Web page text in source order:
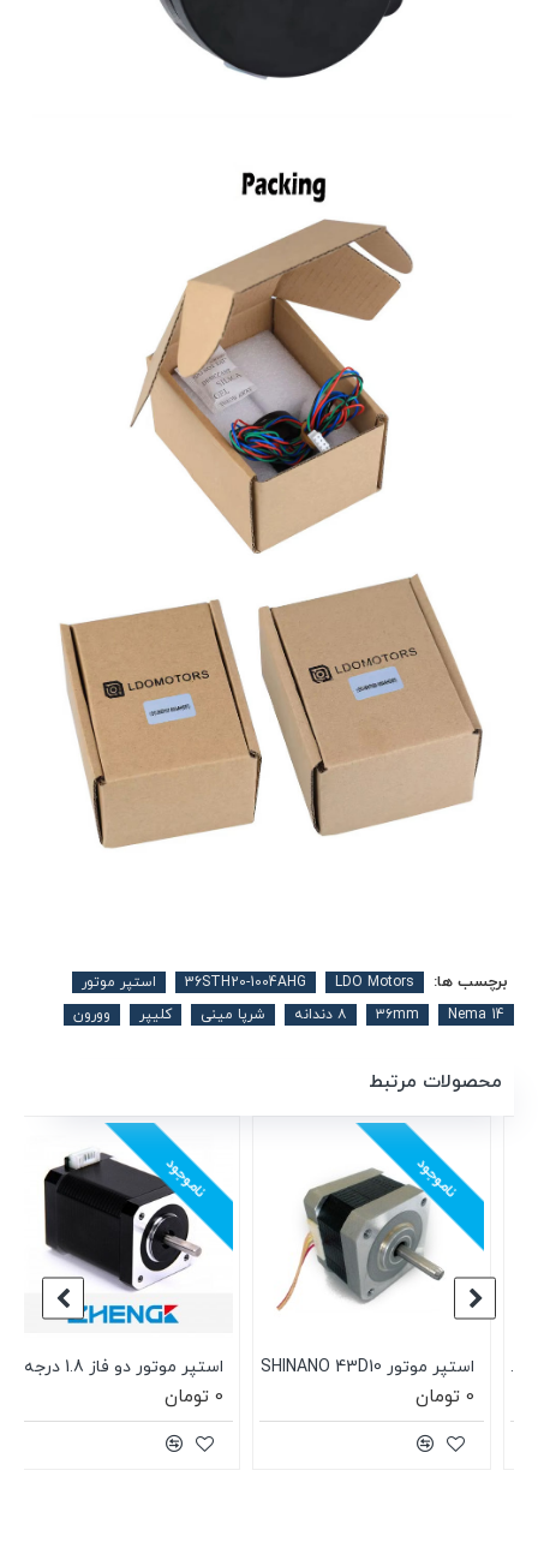
برچسب ها: LDO Motors
36STH20-1004AHG
استپر موتور
Nema 14
۳۶mm ۸ دندانه شرپا مینی کلیپر وورون
محصولات مرتبط
ناموجود
استپر موتور SHINANO 43D10
ناموجود
استپر موتور دو فاز 1.8 درجه ZHENG 4218HB4